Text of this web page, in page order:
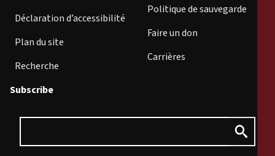
Déclaration d’accessibilité
Plan du site
Recherche
Politique de sauvegarde
Faire un don
Carrières
Subscribe